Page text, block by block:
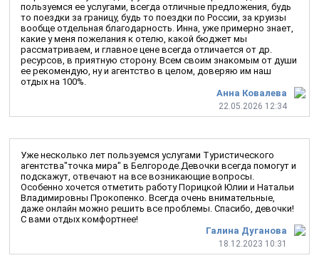
Анна Ковалева
22.05.2026 12:34
пользуемся ее услугами, всегда отличные предложения, будь
то поездки за границу, будь то поездки по России, за круизы
вообще отдельная благодарность. Инна, уже примерно знает,
какие у меня пожелания к отелю, какой бюджет мы
рассматриваем, и главное цене всегда отличается от др.
ресурсов, в приятную сторону. Всем своим знакомым от души
ее рекомендую, ну и агентство в целом, доверяю им наш
отдых на 100%.
Галина Дуганова
18.12.2023 10:31
Уже несколько лет пользуемся услугами Туристического
агентства"точка мира" в Белгороде.Девочки всегда помогут и
подскажут, отвечают на все возникающие вопросы.
Особенно хочется отметить работу Порицкой Юлии и Натальи
Владимировны Прокопенко. Всегда очень внимательные,
даже онлайн можно решить все проблемы. Спасибо, девочки!
С вами отдых комфортнее!